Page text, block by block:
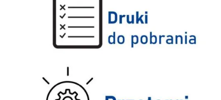
Przetargi i ogłoszenia